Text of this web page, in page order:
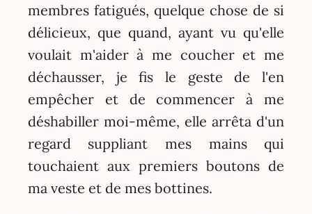
membres fatigués, quelque chose de si
délicieux, que quand, ayant vu qu'elle
voulait m'aider à me coucher et me
déchausser, je fis le geste de l'en
empêcher et de commencer à me
déshabiller moi-même, elle arrêta d'un
regard suppliant mes mains qui
touchaient aux premiers boutons de
ma veste et de mes bottines.